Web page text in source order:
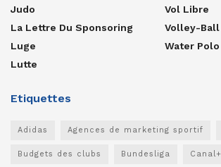
Judo
La Lettre Du Sponsoring
Luge
Lutte
Vol Libre
Volley-Ball
Water Polo
Etiquettes
Adidas Agences de marketing sportif
Budgets des clubs Bundesliga Canal+